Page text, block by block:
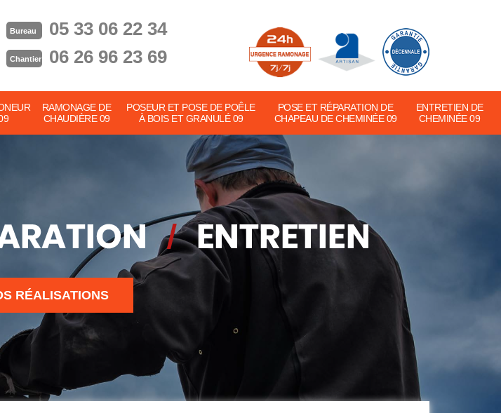
Bureau 05 33 06 22 34
Chantier 06 26 96 23 69
RAMONAGE DE
CHAUDIÈRE 09
POSEUR ET POSE DE POÊLE
À BOIS ET GRANULÉ 09
POSE ET RÉPARATION DE
CHAPEAU DE CHEMINÉE 09
ENTRETIEN DE
CHEMINÉE 09
RÉALISATIONS